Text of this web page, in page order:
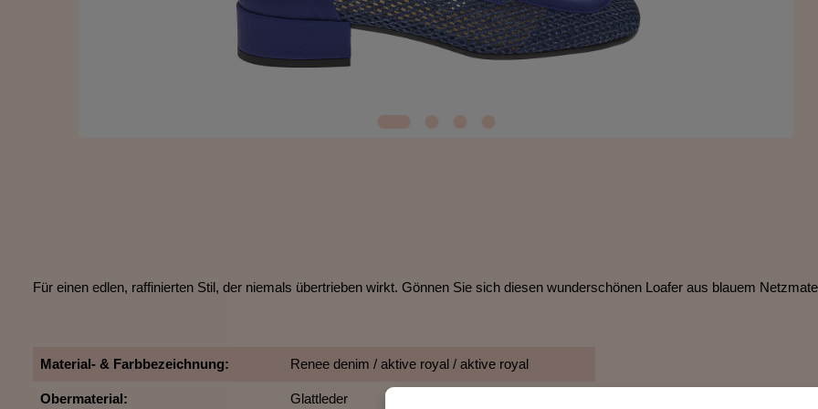
Für einen edlen, raffinierten Stil, der niemals übertrieben wirkt. Gönnen Sie sich diesen wunderschönen Loafer aus blauem
Material- & Farbbezeichnung: Renee denim / aktive royal / aktive royal
Obermaterial: Glattleder